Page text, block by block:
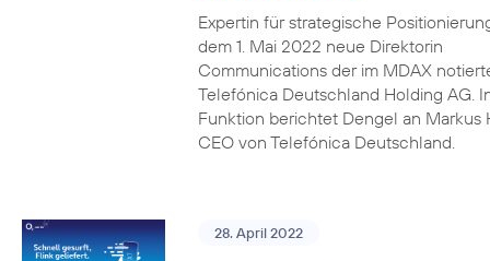
Expertin für strategische
dem 1. Mai 2022 neue Direktorin
Communications der im MDAX
Telefónica Deutschland Holding AG.
Funktion berichtet Dengel an Markus
CEO von Telefónica Deutschland.
28. April 2022